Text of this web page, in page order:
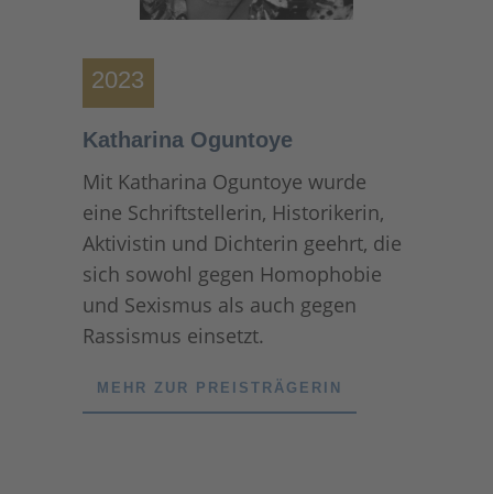
2023
Katharina Oguntoye
Mit Katharina Oguntoye wurde
eine Schriftstellerin, Historikerin,
Aktivistin und Dichterin geehrt, die
sich sowohl gegen Homophobie
und Sexismus als auch gegen
Rassismus einsetzt.
MEHR ZUR PREISTRÄGERIN